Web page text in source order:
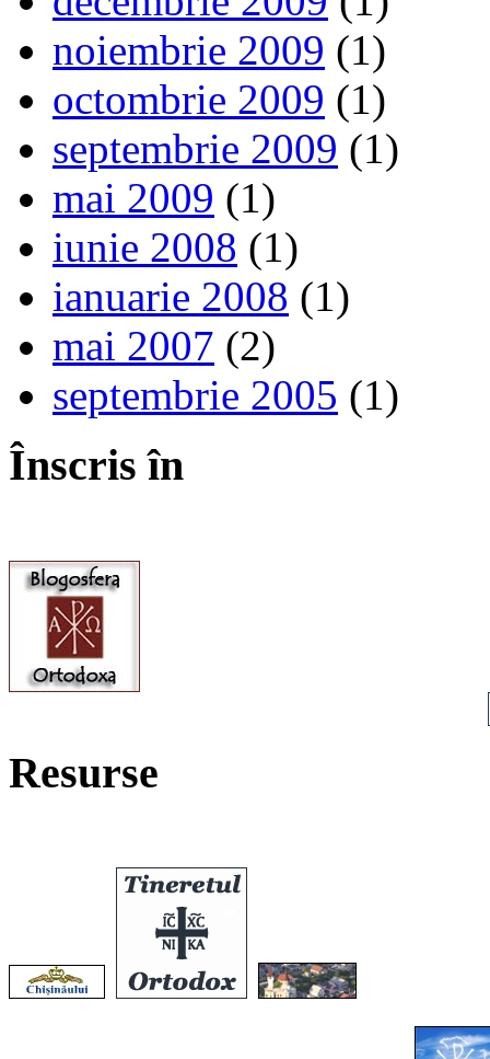
noiembrie 2009 (1)
octombrie 2009 (1)
septembrie 2009 (1)
mai 2009 (1)
iunie 2008 (1)
ianuarie 2008 (1)
mai 2007 (2)
septembrie 2005 (1)
Înscris în
Resurse